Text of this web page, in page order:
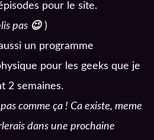
pour le site.
pas 😉)
un programme
pour les geeks que je
2 semaines.
comme ça ! Ca existe, meme
dans une prochaine